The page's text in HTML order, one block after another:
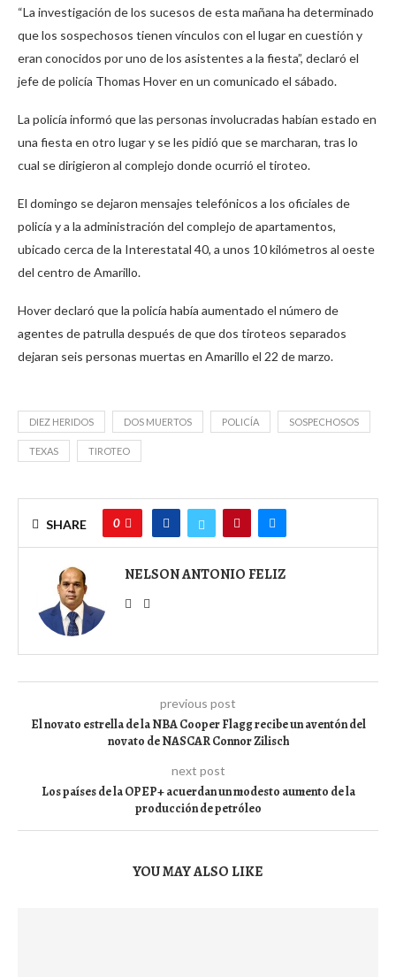
“La investigación de los sucesos de esta mañana ha determinado
que los sospechosos tienen vínculos con el lugar en cuestión y
eran conocidos por uno de los asistentes a la fiesta”, declaró el
jefe de policía Thomas Hover en un comunicado el sábado.
La policía informó que las personas involucradas habían estado en
una fiesta en otro lugar y se les pidió que se marcharan, tras lo
cual se dirigieron al complejo donde ocurrió el tiroteo.
El domingo se dejaron mensajes telefónicos a los oficiales de
policía y a la administración del complejo de apartamentos,
ubicado cerca de la Interestatal 40, a unos 10 kilómetros al oeste
del centro de Amarillo.
Hover declaró que la policía había aumentado el número de
agentes de patrulla después de que dos tiroteos separados
dejaran seis personas muertas en Amarillo el 22 de marzo.
DIEZ HERIDOS DOS MUERTOS POLICÍA SOSPECHOSOS
TEXAS TIROTEO
SHARE 0
NELSON ANTONIO FELIZ
previous post
El novato estrella de la NBA Cooper Flagg recibe un aventón del
novato de NASCAR Connor Zilisch
next post
Los países de la OPEP+ acuerdan un modesto aumento de la
producción de petróleo
YOU MAY ALSO LIKE